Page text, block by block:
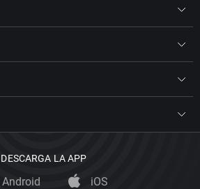
DESCARGA LA APP
Android iOS